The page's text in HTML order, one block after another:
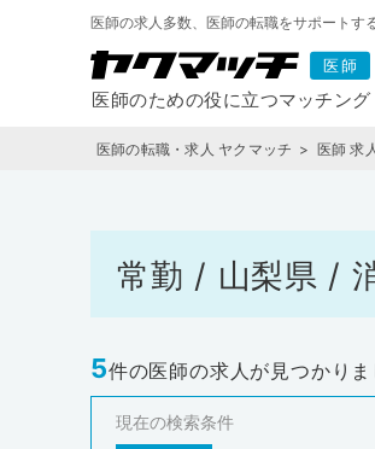
医師の求人多数、医師の転職をサポートす
医師の転職・求人 ヤクマッチ 医師 求
常勤 / 山梨県 /
5件の医師の求人が見つかりま
現在の検索条件